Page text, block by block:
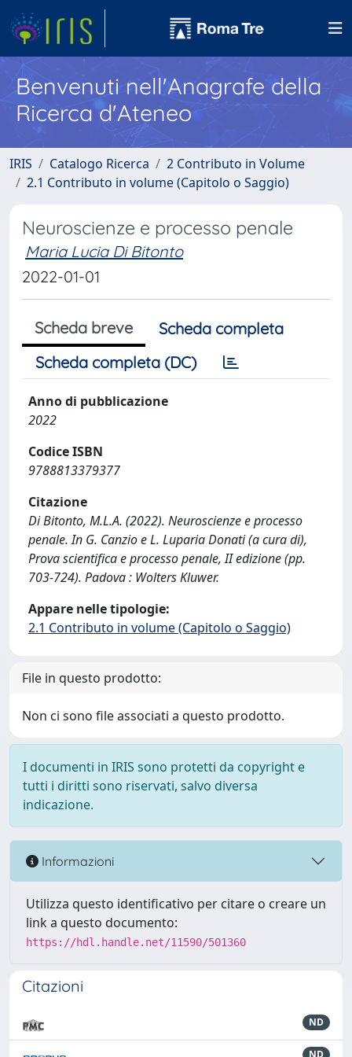
Benvenuti nell'Anagrafe della
Ricerca d'Ateneo
IRIS Catalogo Ricerca
2 Contributo in Volume
2.1 Contributo in volume (Capitolo o Saggio)
Neuroscienze e processo penale
Maria Lucia Di Bitonto
2022-01-01
Scheda breve
Scheda completa
Scheda completa (DC)
Anno di pubblicazione
2022
Codice ISBN
9788813379377
Citazione
Di Bitonto, M.L.A. (2022). Neuroscienze e processo
penale. In G. Canzio e L. Luparia Donati (a cura di),
Prova scientifica e processo penale, II edizione (pp.
703-724). Padova : Wolters Kluwer.
Appare nelle tipologie:
2.1 Contributo in volume (Capitolo o Saggio)
File in questo prodotto:
Non ci sono file associati a questo prodotto.
I documenti in IRIS sono protetti da copyright e
tutti i diritti sono riservati, salvo diversa
indicazione.
Informazioni
Utilizza questo identificativo per citare o creare un
link a questo documento:
https://hdl.handle.net/11590/501360
Citazioni
ND